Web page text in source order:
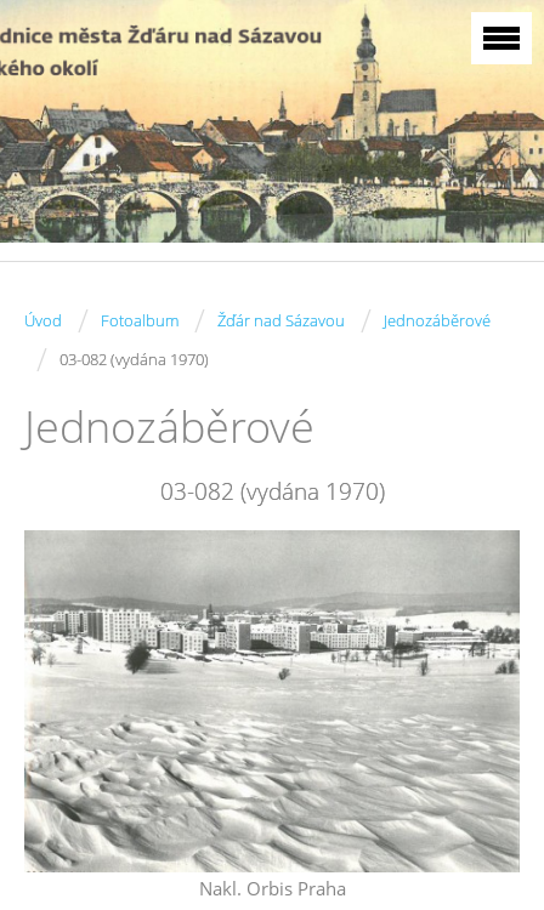
Úvod / Fotoalbum / Žďár nad Sázavou / Jednozáběrové
/ 03-082 (vydána 1970)
Jednozáběrové
03-082 (vydána 1970)
Nakl. Orbis Praha